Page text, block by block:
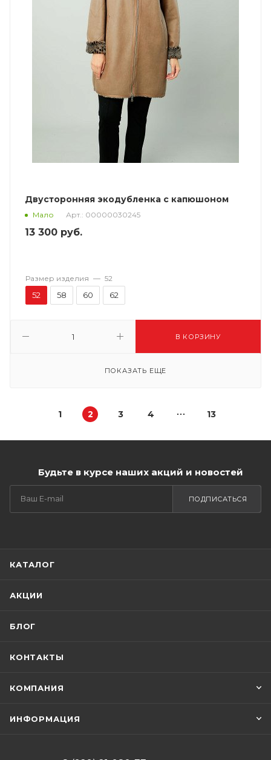
Двусторонняя экодубленка с капюшоном
Мало Арт.: 00000030245
13 300 руб.
В КОРЗИНУ
Размер изделия — 52
52 58 60 62
ПОКАЗАТЬ ЕЩЕ
1 2 3 4 13
Будьте в курсе наших акций и новостей
ПОДПИСАТЬСЯ
КАТАЛОГ
АКЦИИ
БЛОГ
КОНТАКТЫ
КОМПАНИЯ
ИНФОРМАЦИЯ